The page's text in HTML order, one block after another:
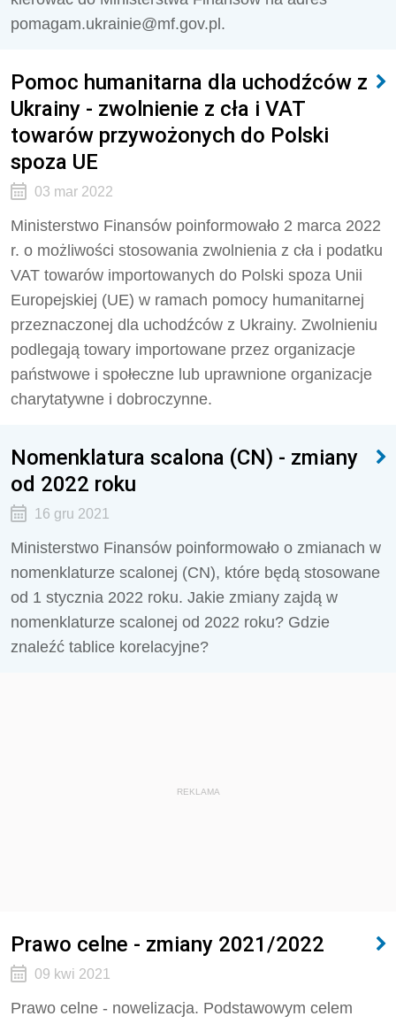
pomagam.ukrainie@mf.gov.pl.
Pomoc humanitarna dla uchodźców z
Ukrainy - zwolnienie z cła i VAT
towarów przywożonych do Polski
spoza UE
03 mar 2022
Ministerstwo Finansów poinformowało 2 marca 2022
r. o możliwości stosowania zwolnienia z cła i podatku
VAT towarów importowanych do Polski spoza Unii
Europejskiej (UE) w ramach pomocy humanitarnej
przeznaczonej dla uchodźców z Ukrainy. Zwolnieniu
podlegają towary importowane przez organizacje
państwowe i społeczne lub uprawnione organizacje
charytatywne i dobroczynne.
Nomenklatura scalona (CN) - zmiany
od 2022 roku
16 gru 2021
Ministerstwo Finansów poinformowało o zmianach w
nomenklaturze scalonej (CN), które będą stosowane
od 1 stycznia 2022 roku. Jakie zmiany zajdą w
nomenklaturze scalonej od 2022 roku? Gdzie
znaleźć tablice korelacyjne?
REKLAMA
Prawo celne - zmiany 2021/2022
09 kwi 2021
Prawo celne - nowelizacja. Podstawowym celem